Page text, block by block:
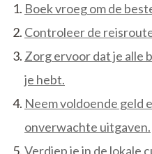
Boek vroeg om de
Controleer de
Zorg ervoor dat je alle
je hebt.
Neem voldoende geld
onverwachte uitgaven.
Verdiep je in de lokale